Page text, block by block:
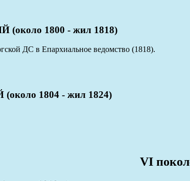
1800 - жил 1818)
ДС в Епархиальное ведомство (1818).
1804 - жил 1824)
VI